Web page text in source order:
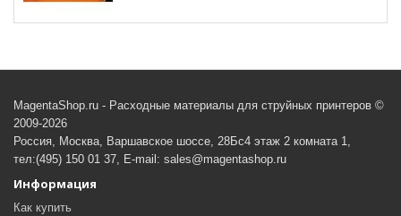
MagentaShop.ru - Расходные материалы для струйных принтеров ©
2009-2026
Россия, Москва, Варшавское шоссе, 28Бс4 этаж 2 комната 1,
тел:(495) 150 01 37, E-mail: sales@magentashop.ru
Информация
Как купить